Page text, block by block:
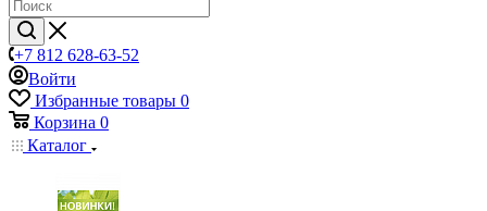
+7 812 628-63-52
Войти
Избранные товары 0
Корзина 0
Каталог